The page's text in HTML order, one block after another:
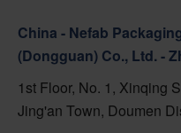
China - Nefab
(Dongguan) Co., Ltd. -
1st Floor, No. 1, Xinqing
Jing'an Town, Doumen